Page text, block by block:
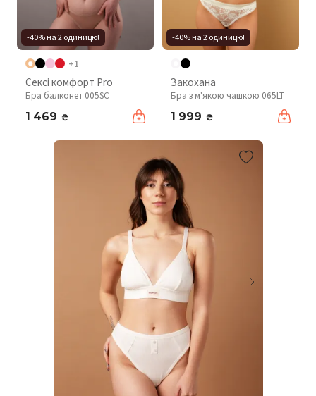
-40% на 2 одиницю!
+1
Сексі комфорт Pro
Бра балконет 005SC
1 469 ₴
-40% на 2 одиницю!
Закохана
Бра з м'якою чашкою 065LT
1 999 ₴